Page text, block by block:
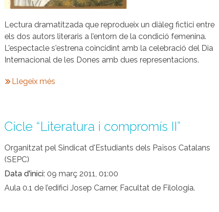
Lectura dramatitzada que reprodueix un diàleg fictici entre
els dos autors literaris a l’entorn de la condició femenina.
L'espectacle s'estrena coincidint amb la celebració del Dia
Internacional de les Dones amb dues representacions.
Llegeix més
Cicle “Literatura i compromís II”
Organitzat pel Sindicat d'Estudiants dels Països Catalans
(SEPC)
Data d'inici 09 març 2011, 01:00
Aula 0.1 de l’edifici Josep Carner, Facultat de Filologia.